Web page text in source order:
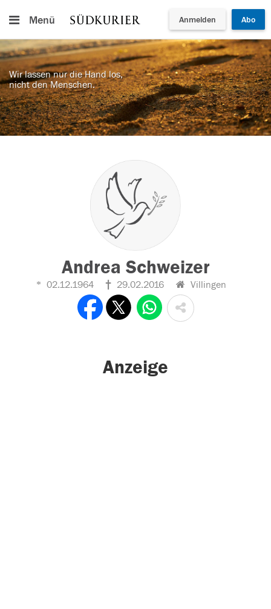
Menü Anmelden Abo
Wir lassen nur die Hand los,
nicht den Menschen.
Andrea Schweizer
02.12.1964 29.02.2016 Villingen
Anzeige